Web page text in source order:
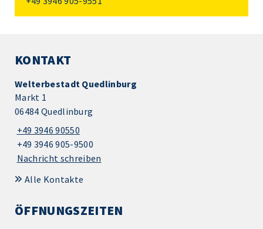
KONTAKT
Welterbestadt Quedlinburg
Markt 1
06484 Quedlinburg
+49 3946 90550
+49 3946 905-9500
Nachricht schreiben
Alle Kontakte
ÖFFNUNGSZEITEN